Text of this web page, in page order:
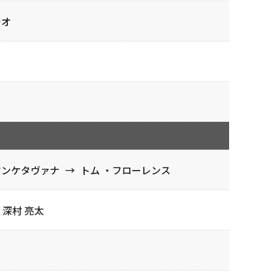
ケタヴァナ → トム ・フローレンス
深村 亮太